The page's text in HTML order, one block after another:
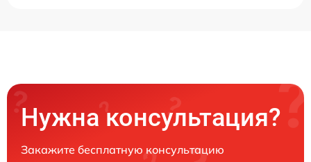
Нужна консультация?
Закажите бесплатную консультацию